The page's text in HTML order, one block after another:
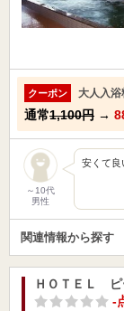
クーポン 大人入浴
通常1,100円 →
～10代
男性
安くて良
関連情報から探す
ＨＯＴＥＬ ピ
-